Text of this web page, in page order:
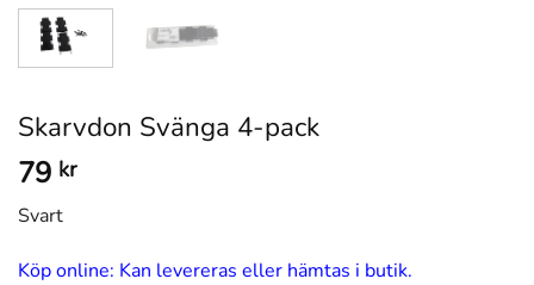
Skarvdon Svänga 4-pack
79 kr
Svart
Köp online: Kan levereras eller hämtas i butik.